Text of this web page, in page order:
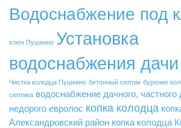
Водоснабжение под
ключ Пушкино Установка
водоснабжения
Чистка колодца Пушкино бетонный септик бурение
септика водоснабжение дачного,
недорого евролос копка колодца
Александровский район копка колодца